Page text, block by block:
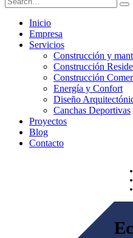
Inicio
Empresa
Servicios
Construcción y
Construcción
Construcción
Energía y Confort
Diseño
Canchas Deportivas
Proyectos
Blog
Contacto